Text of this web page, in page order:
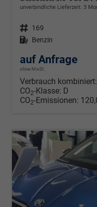
unverbindliche Lieferzeit: 3
Fahrzeugnr. 169
Kraftstoff Benzin
auf Anfrage
ohne MwSt.
Verbrauch kombiniert:
CO2-Klasse: D
CO2-Emissionen: